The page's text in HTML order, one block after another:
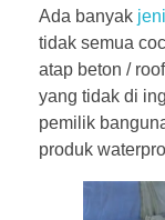
Ada banyak
tidak semua
atap beton /
yang tidak di
pemilik
produk